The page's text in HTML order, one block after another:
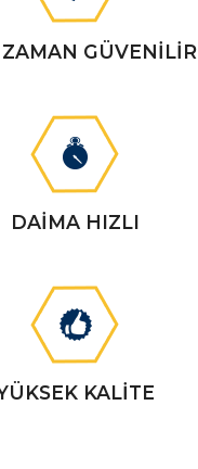
ZAMAN GÜVENİLİR
DAİMA HIZLI
KALİTE